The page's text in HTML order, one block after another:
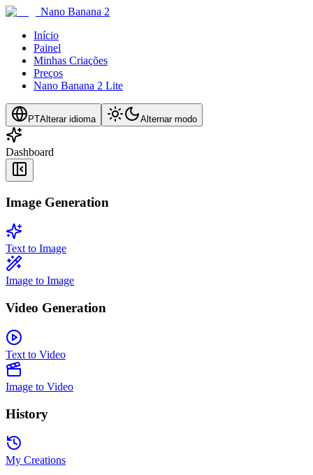
Nano Banana 2
Início
Painel
Minhas Criações
Preços
Nano Banana 2 Lite
PTAlterar idioma Alternar modo
Dashboard
Image Generation
Text to Image
Image to Image
Video Generation
Text to Video
Image to Video
History
My Creations